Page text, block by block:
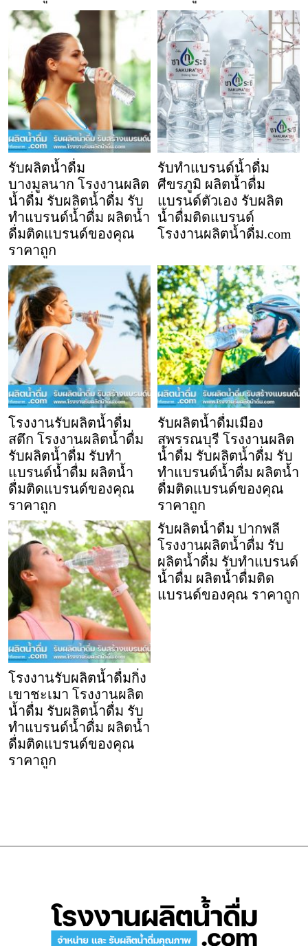
รับผลิตน้ำดื่ม
บางมูลนาก โรงงานผลิต
น้ำดื่ม รับผลิตน้ำดื่ม รับ
ทำแบรนด์น้ำดื่ม ผลิตน้ำ
ดื่มติดแบรนด์ของคุณ
ราคาถูก
รับทำแบรนด์น้ำดื่ม
ศีขรภูมิ ผลิตน้ำดื่ม
แบรนด์ตัวเอง รับผลิต
น้ำดื่มติดแบรนด์
โรงงานผลิตน้ำดื่ม.com
โรงงานรับผลิตน้ำดื่ม
สตึก โรงงานผลิตน้ำดื่ม
รับผลิตน้ำดื่ม รับทำ
แบรนด์น้ำดื่ม ผลิตน้ำ
ดื่มติดแบรนด์ของคุณ
ราคาถูก
รับผลิตน้ำดื่มเมือง
สุพรรณบุรี โรงงานผลิต
น้ำดื่ม รับผลิตน้ำดื่ม รับ
ทำแบรนด์น้ำดื่ม ผลิตน้ำ
ดื่มติดแบรนด์ของคุณ
ราคาถูก
โรงงานรับผลิตน้ำดื่มกิ่ง
เขาชะเมา โรงงานผลิต
น้ำดื่ม รับผลิตน้ำดื่ม รับ
ทำแบรนด์น้ำดื่ม ผลิตน้ำ
ดื่มติดแบรนด์ของคุณ
ราคาถูก
รับผลิตน้ำดื่ม ปากพลี
โรงงานผลิตน้ำดื่ม รับ
ผลิตน้ำดื่ม รับทำแบรนด์
น้ำดื่ม ผลิตน้ำดื่มติด
แบรนด์ของคุณ ราคาถูก